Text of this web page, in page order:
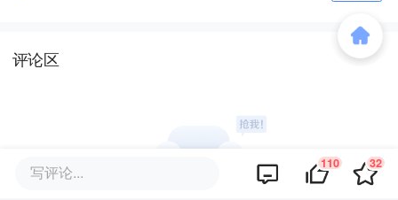
评论区
写评论... 110 32